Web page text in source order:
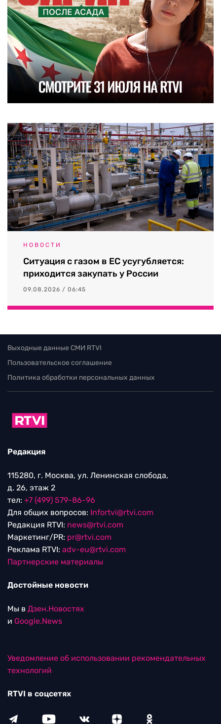
НОВОСТИ
Ситуация с газом в ЕС усугубляется:
приходится закупать у России
09.08.2026 / 06:45
Выходные данные СМИ RTVI
Пользовательское соглашение
Политика обработки персональных данных
Редакция
115280, г. Москва, ул. Ленинская слобода,
д. 26, этаж 2
тел: +7 (499) 579-86-96
Для общих вопросов: Infortvi@rtvi.com
Редакция RTVI: news@rtvi.com
Маркетинг/PR: pr@rtvi.com
Реклама RTVI: adv-eu@rtvi.com
Партнерские материалы
Достойные новости
Мы в Дзен.Новостях
и Google.News
Уведомление об использовании рекомендательных
технологий
RTVI в соцсетях